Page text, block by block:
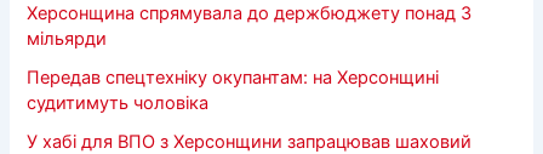
Херсонщина спрямувала до держбюджету понад 3
мільярди
Передав спецтехніку окупантам: на Херсонщині
судитимуть чоловіка
У хабі для ВПО з Херсонщини запрацював шаховий